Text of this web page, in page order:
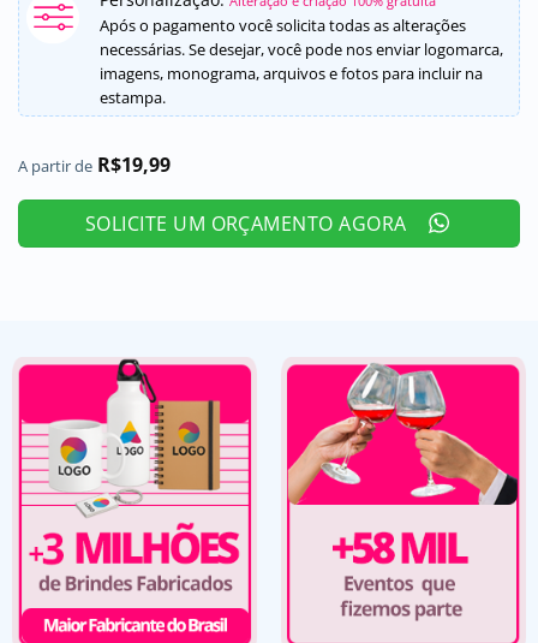
Após o pagamento você solicita todas as alterações
necessárias. Se desejar, você pode nos enviar logomarca,
imagens, monograma, arquivos e fotos para incluir na
estampa.
A partir de R$19,99
SOLICITE UM ORÇAMENTO AGORA